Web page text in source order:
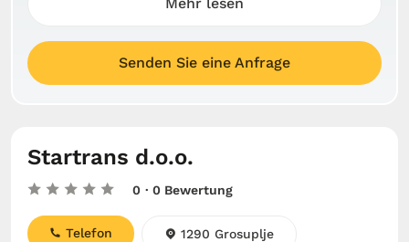
Senden Sie eine Anfrage
Startrans d.o.o.
0 · 0 Bewertung
Telefon 1290 Grosuplje